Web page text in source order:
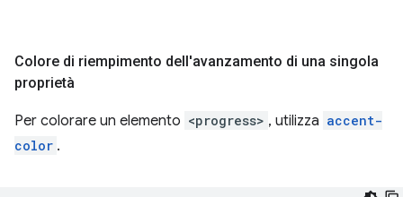
Colore di riempimento dell'avanzamento di una singola
proprietà
Per colorare un elemento <progress> , utilizza accent-
color .